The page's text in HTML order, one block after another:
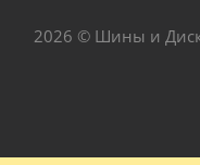
2026 © Шины и